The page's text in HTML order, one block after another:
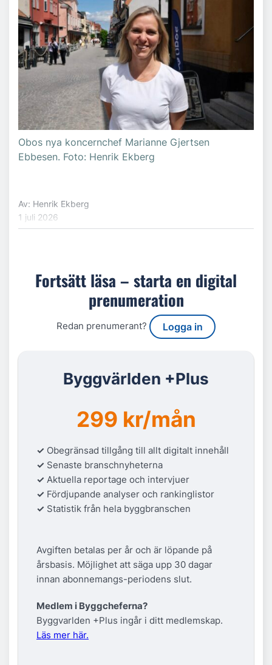
Obos nya koncernchef Marianne Gjertsen
Ebbesen. Foto: Henrik Ekberg
Av: Henrik Ekberg
1 juli 2026
Fortsätt läsa – starta en digital
prenumeration
Redan prenumerant? Logga in
Byggvärlden +Plus
299 kr/mån
✓ Obegränsad tillgång till allt digitalt innehåll
✓ Senaste branschnyheterna
✓ Aktuella reportage och intervjuer
✓ Fördjupande analyser och rankinglistor
✓ Statistik från hela byggbranschen
Avgiften betalas per år och är löpande på
årsbasis. Möjlighet att säga upp 30 dagar
innan abonnemangs-periodens slut.
Medlem i Byggcheferna?
Byggvarlden +Plus ingår i ditt medlemskap.
Läs mer här.